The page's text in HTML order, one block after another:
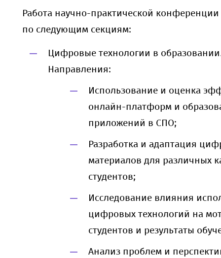
Работа научно-практической конференции
по следующим секциям:
Цифровые технологии в
Направления:
Использование и оценка
онлайн-платформ и
приложений в СПО;
Разработка и адаптация
материалов для различных
студентов;
Исследование влияния
цифровых технологий на
студентов и результаты
Анализ проблем и